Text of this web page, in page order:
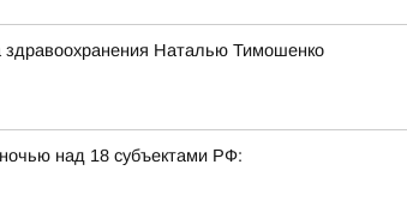
Наталью Тимошенко
над 18 субъектами РФ: